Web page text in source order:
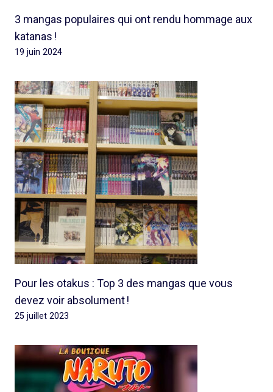
3 mangas populaires qui ont rendu hommage aux
katanas !
19 juin 2024
Pour les otakus : Top 3 des mangas que vous
devez voir absolument !
25 juillet 2023